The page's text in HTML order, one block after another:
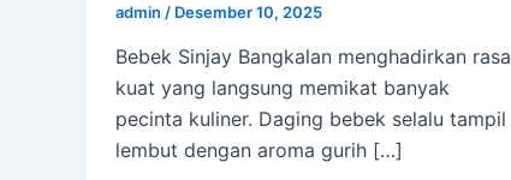
admin / Desember 10, 2025
Bebek Sinjay Bangkalan menghadirkan rasa
kuat yang langsung memikat banyak
pecinta kuliner. Daging bebek selalu tampil
lembut dengan aroma gurih […]